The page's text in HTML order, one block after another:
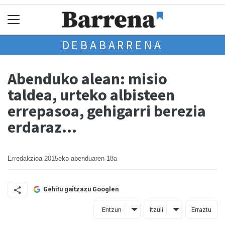
DEBABARRENA
Abenduko alean: misio
taldea, urteko albisteen
errepasoa, gehigarri berezia
erdaraz...
Erredakzioa 2015eko abenduaren 18a
Gehitu gaitzazu Googlen
Entzun Itzuli Erraztu